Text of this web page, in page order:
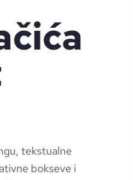
tekstualne
bokseve i